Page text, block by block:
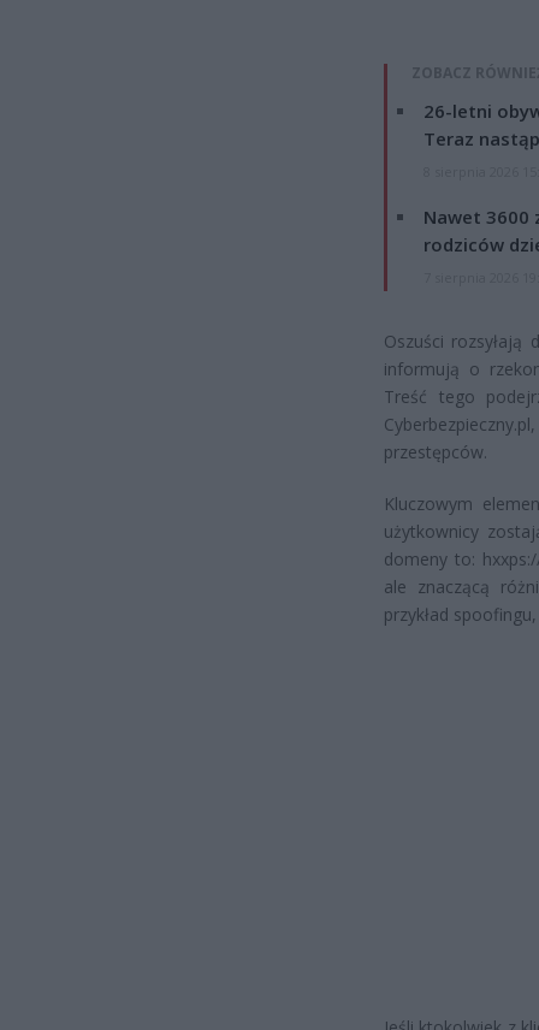
ZOBACZ
26-letni
Teraz
Nawet 3600
rodziców
Oszuści
informują o
Treść tego
przestępców.
Kluczowym
użytkownicy
domeny to:
ale znaczącą
przykład